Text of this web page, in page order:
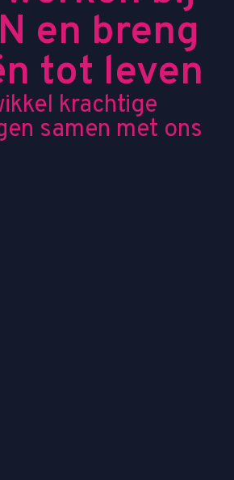
en breng
tot leven
krachtige
samen met ons